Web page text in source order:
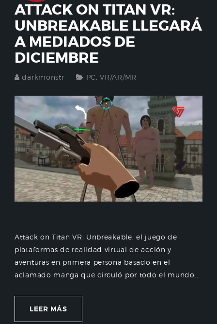
ATTACK ON TITAN VR:
UNBREAKABLE LLEGARÁ
A MEDIADOS DE
DICIEMBRE
darkmonstr PC ,VR/AR/MR
Attack on Titan VR: Unbreakable, el juego de
plataformas de realidad virtual de acción y
aventuras en primera persona basado en el
aclamado manga que circuló por todo el mundo...
LEER MÁS